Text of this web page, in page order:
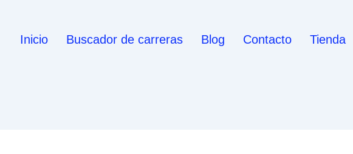
Inicio Buscador de carreras Blog Contacto Tienda